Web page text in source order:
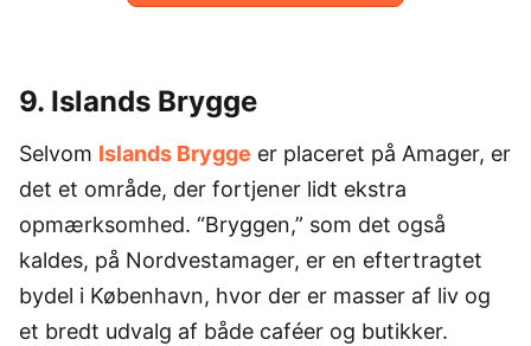
9. Islands Brygge
Selvom Islands Brygge er placeret på Amager, er
det et område, der fortjener lidt ekstra
opmærksomhed. “Bryggen,” som det også
kaldes, på Nordvestamager, er en eftertragtet
bydel i København, hvor der er masser af liv og
et bredt udvalg af både caféer og butikker.